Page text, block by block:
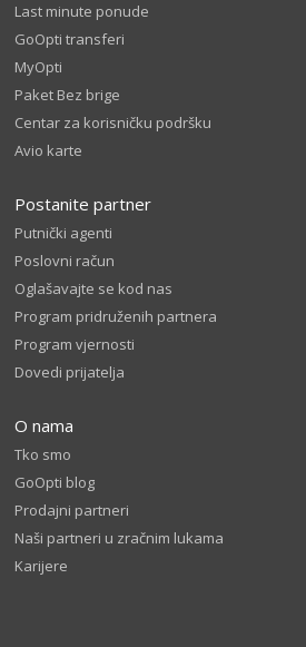
Last minute ponude
GoOpti transferi
MyOpti
Paket Bez brige
Centar za korisničku podršku
Avio karte
Postanite partner
Putnički agenti
Poslovni račun
Oglašavajte se kod nas
Program pridruženih partnera
Program vjernosti
Dovedi prijatelja
O nama
Tko smo
GoOpti blog
Prodajni partneri
Naši partneri u zračnim lukama
Karijere